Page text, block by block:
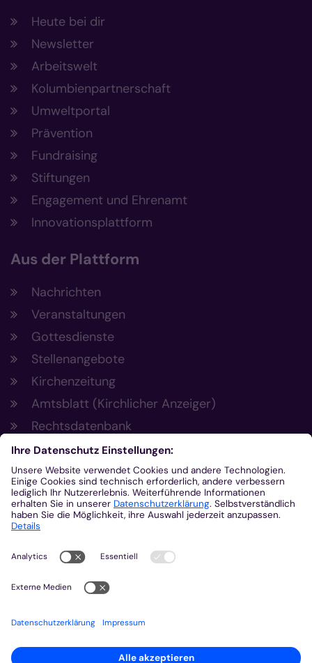
Heute bei dir
Newsletter
Arbeitswelt
Kolumbienpartnerschaft
Umweltportal
Prävention
Fundraising
Stiftungen
Engagement und Ehrenamt
Innovationsplattform
Aus der Plattform
Nachrichten
Veranstaltungen
Gottesdienste
Stellenangebote
Kirchenzeitung
Amtsblatt (Kirchlicher Anzeiger)
Rechtsdatenbank
Meldestelle gemäß Hinweisgeberschutzgesetz
Kontakt
+49 241 452-0
kommunikation@bistum-aachen.de
www.bistum-aachen.de